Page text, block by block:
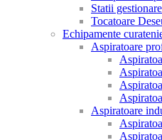
Statii
Tocatoare
Echipamente
Aspiratoare
Aspiratoare